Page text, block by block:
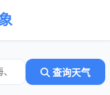
查询天气